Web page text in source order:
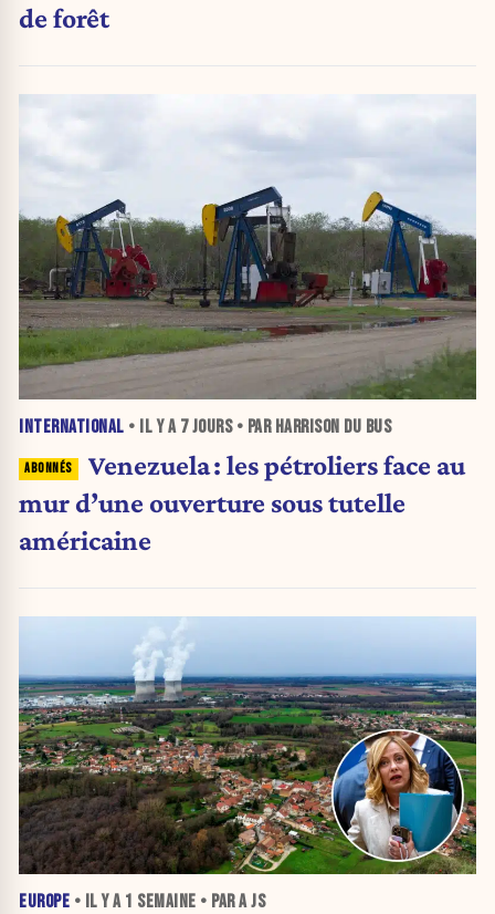
de forêt
INTERNATIONAL • IL Y A 7 JOURS• PAR HARRISON DU BUS
Venezuela : les pétroliers face au
mur d’une ouverture sous tutelle
américaine
EUROPE • IL Y A 1 SEMAINE • PAR A JS